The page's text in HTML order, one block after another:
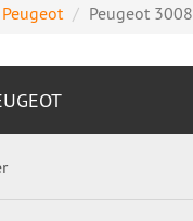
Peugeot Peugeot 3008